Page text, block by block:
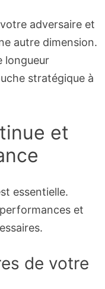
adversaire et
autre dimension.
longueur
stratégique à
et
essentielle.
et
de votre